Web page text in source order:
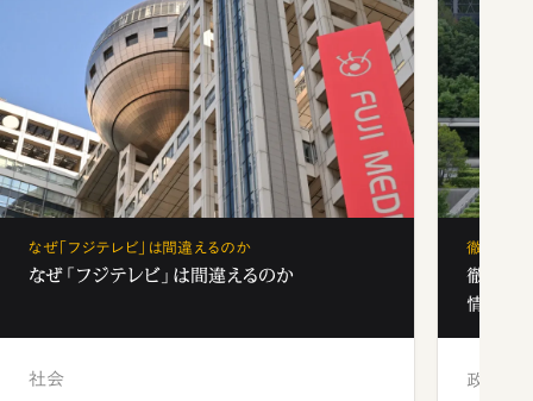
なぜ「フジテレビ」は間違えるのか
なぜ「フジテレビ」は間違えるのか
社会
徹底解剖
徹底解
情報局」
政治